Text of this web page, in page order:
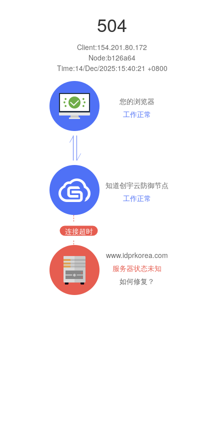
504
Client:154.201.80.172
Node:b126a64
Time:14/Dec/2025:15:40:21 +0800
您的浏览器
工作正常
知道创宇云防御节点
工作正常
连接超时
www.idprkorea.com
服务器状态未知
如何修复？